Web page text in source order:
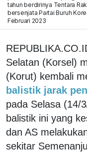
tahun berdirinya Tentara
bersenjata Partai Buruh
Februari 2023
Selatan (Korsel)
(Korut) kembali
balistik jarak
pada Selasa (14/
balistik ini yang
dan AS
sekitar